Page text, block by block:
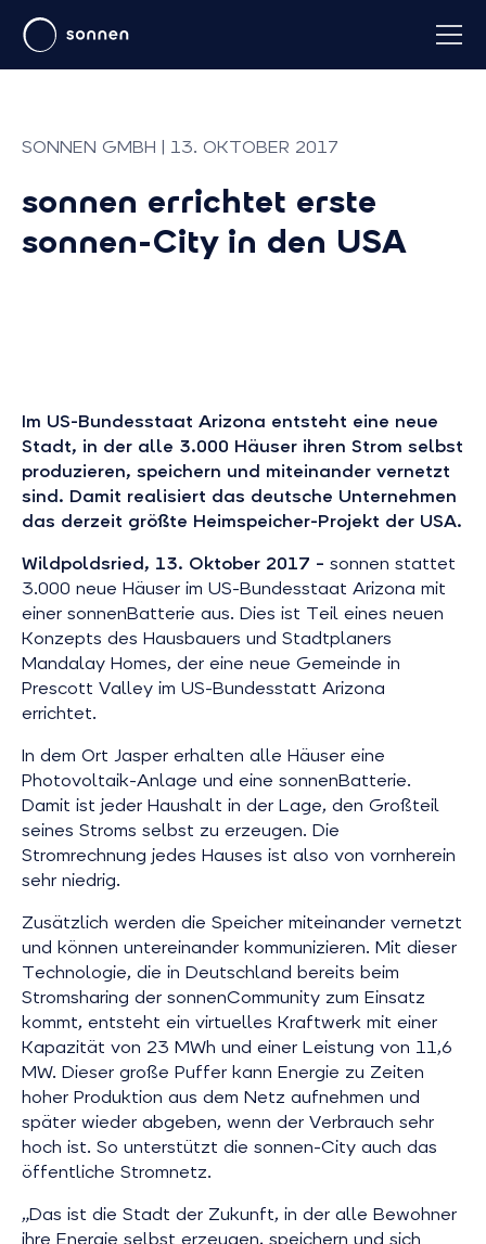
SONNEN GMBH | 13. OKTOBER 2017
sonnen errichtet erste
sonnen-City in den USA
Im US-Bundesstaat Arizona entsteht eine neue
Stadt, in der alle 3.000 Häuser ihren Strom selbst
produzieren, speichern und miteinander vernetzt
sind. Damit realisiert das deutsche Unternehmen
das derzeit größte Heimspeicher-Projekt der USA.
Wildpoldsried, 13. Oktober 2017 – sonnen stattet
3.000 neue Häuser im US-Bundesstaat Arizona mit
einer sonnenBatterie aus. Dies ist Teil eines neuen
Konzepts des Hausbauers und Stadtplaners
Mandalay Homes, der eine neue Gemeinde in
Prescott Valley im US-Bundesstatt Arizona
errichtet.
In dem Ort Jasper erhalten alle Häuser eine
Photovoltaik-Anlage und eine sonnenBatterie.
Damit ist jeder Haushalt in der Lage, den Großteil
seines Stroms selbst zu erzeugen. Die
Stromrechnung jedes Hauses ist also von vornherein
sehr niedrig.
Zusätzlich werden die Speicher miteinander vernetzt
und können untereinander kommunizieren. Mit dieser
Technologie, die in Deutschland bereits beim
Stromsharing der sonnenCommunity zum Einsatz
kommt, entsteht ein virtuelles Kraftwerk mit einer
Kapazität von 23 MWh und einer Leistung von 11,6
MW. Dieser große Puffer kann Energie zu Zeiten
hoher Produktion aus dem Netz aufnehmen und
später wieder abgeben, wenn der Verbrauch sehr
hoch ist. So unterstützt die sonnen-City auch das
öffentliche Stromnetz.
„Das ist die Stadt der Zukunft, in der alle Bewohner
ihre Energie selbst erzeugen, speichern und sich